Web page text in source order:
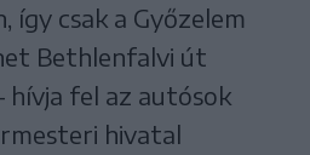
így csak a Győzelem
Bethlenfalvi út
hívja fel az autósok
hivatal